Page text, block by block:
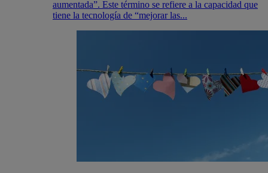
aumentada”. Este término se refiere a la capacidad que
tiene la tecnología de “mejorar las...